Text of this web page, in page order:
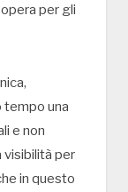
per gli
tempo una
e non
visibilità per
in questo